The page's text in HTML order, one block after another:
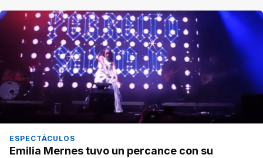
ESPECTÁCULOS
Emilia Mernes tuvo un percance con su